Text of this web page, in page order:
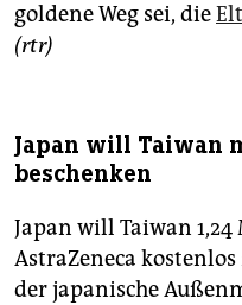
goldene Weg sei, die
(rtr)
Japan will Taiwan
beschenken
Japan will Taiwan
AstraZeneca
der japanische